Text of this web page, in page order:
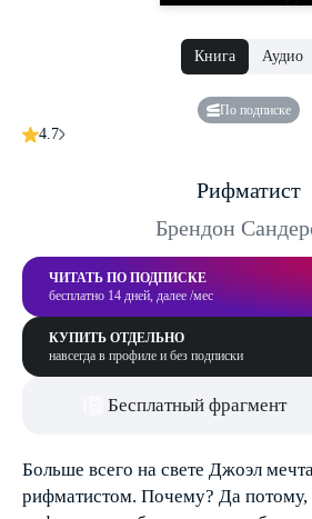
Книга Аудио
По подписке
4.7
Рифматист
Брендон
ЧИТАТЬ ПО ПОДПИСКЕ
бесплатно 14 дней, далее /мес
КУПИТЬ ОТДЕЛЬНО
навсегда в профиле и без подписки
Бесплатный фрагмент
Больше всего на свете Джоэл
рифматистом. Почему? Да потому,